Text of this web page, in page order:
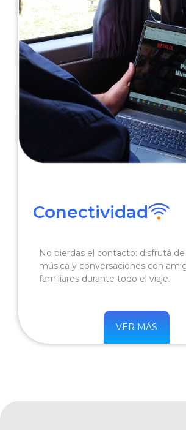
Conectividad
No pierdas el contacto: disfrutá de
música y conversaciones con
familiares durante todo el viaje.
VER MÁS